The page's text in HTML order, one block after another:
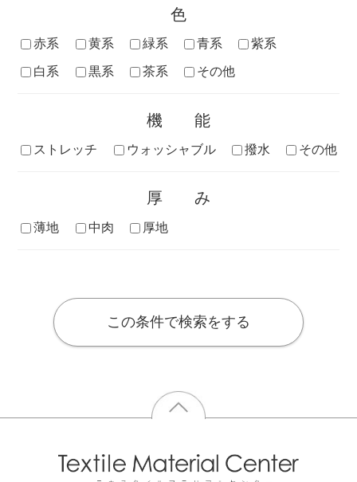
色
赤系 黄系 緑系 青系
紫系
白系
黒系 茶系 その他
機能
ストレッチ ウォッシャブル 撥水 その他
厚み
薄地 中肉 厚地
この条件で検索をする